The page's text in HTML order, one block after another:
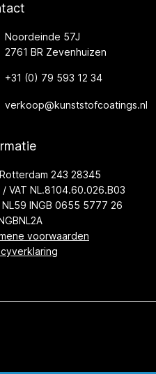
Noordeinde 57J
2761 BR Zevenhuizen
+31 (0) 79 593 12 34
verkoop@kunststofcoatings.nl
243 28345
/ VAT NL.8104.60.026.B03
NL59 INGB 0655 5777 26
voorwaarden